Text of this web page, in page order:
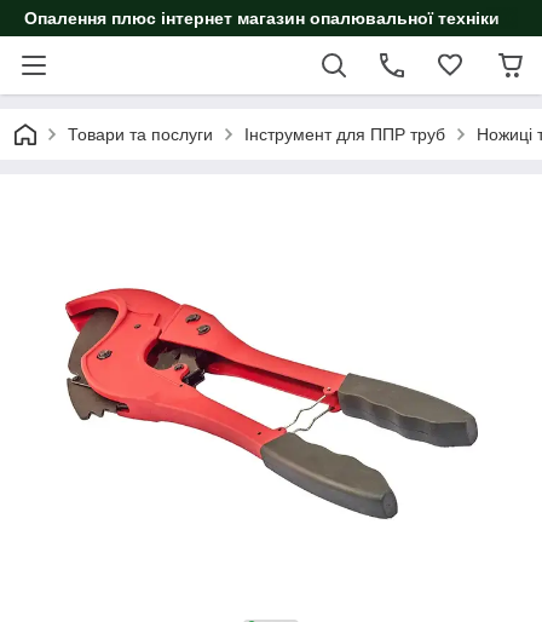
Опалення плюс інтернет магазин опалювальної техніки
Товари та послуги Інструмент для ППР труб Ножиці